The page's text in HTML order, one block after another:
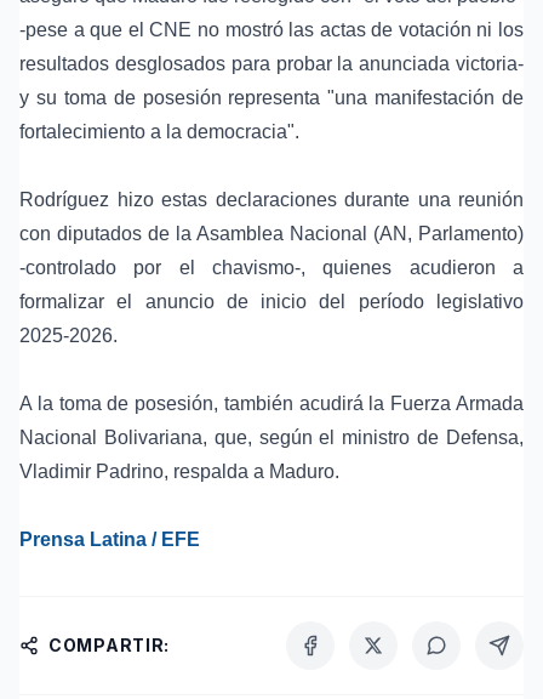
-pese a que el CNE no mostró las actas de votación ni los
resultados desglosados para probar la anunciada victoria-
y su toma de posesión representa "una manifestación de
fortalecimiento a la democracia".
Rodríguez hizo estas declaraciones durante una reunión
con diputados de la Asamblea Nacional (AN, Parlamento)
-controlado por el chavismo-, quienes acudieron a
formalizar el anuncio de inicio del período legislativo
2025-2026.
A la toma de posesión, también acudirá la Fuerza Armada
Nacional Bolivariana, que, según el ministro de Defensa,
Vladimir Padrino, respalda a Maduro.
Prensa Latina / EFE
COMPARTIR: